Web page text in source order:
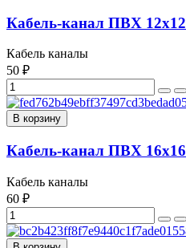
Кабель-канал ПВХ
Кабель каналы
50 ₽
В корзину
Кабель-канал ПВХ
Кабель каналы
60 ₽